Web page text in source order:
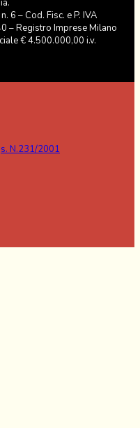
6 – Cod. Fisc. e P. IVA
– Registro Imprese Milano
€ 4.500.000,00 i.v.
N.231/2001